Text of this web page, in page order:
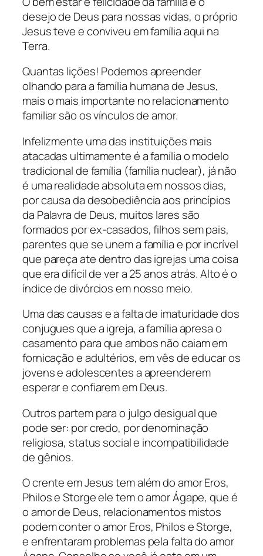
desejo de Deus para nossas vidas, o próprio
Jesus teve e conviveu em família aqui na
Terra.
Quantas lições! Podemos apreender
olhando para a família humana de Jesus,
mais o mais importante no relacionamento
familiar são os vínculos de amor.
Infelizmente uma das instituições mais
atacadas ultimamente é a família o modelo
tradicional de família (família nuclear), já não
é uma realidade absoluta em nossos dias,
por causa da desobediência aos princípios
da Palavra de Deus, muitos lares são
formados por ex-casados, filhos sem pais,
parentes que se unem a família e por incrível
que pareça ate dentro das igrejas uma coisa
que era difícil de ver a 25 anos atrás. Alto é o
índice de divórcios em nosso meio.
Uma das causas e a falta de imaturidade dos
conjugues que a igreja, a família apresa o
casamento para que ambos não caiam em
fornicação e adultérios, em vês de educar os
jovens e adolescentes a apreenderem
esperar e confiarem em Deus.
Outros partem para o julgo desigual que
pode ser: por credo, por denominação
religiosa, status social e incompatibilidade
de gênios.
O crente em Jesus tem além do amor Eros,
Philos e Storge ele tem o amor Ágape, que é
o amor de Deus, relacionamentos mistos
podem conter o amor Eros, Philos e Storge,
e enfrentaram problemas pela falta do amor